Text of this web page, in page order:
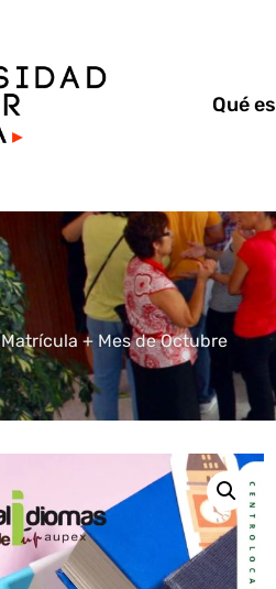
Qué es
Matrícula + Mes de Octubre